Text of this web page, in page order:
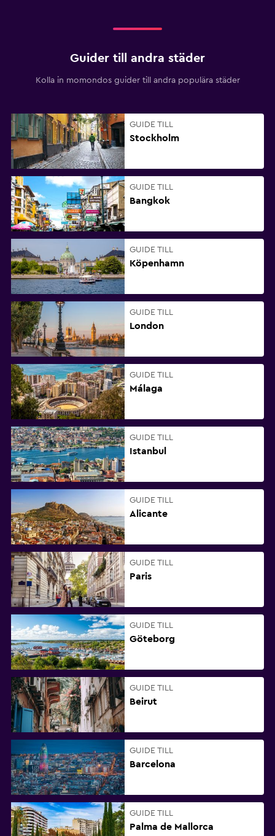
Guider till andra städer
Kolla in momondos guider till andra populära städer
GUIDE TILL
Stockholm
GUIDE TILL
Bangkok
GUIDE TILL
Köpenhamn
GUIDE TILL
London
GUIDE TILL
Málaga
GUIDE TILL
Istanbul
GUIDE TILL
Alicante
GUIDE TILL
Paris
GUIDE TILL
Göteborg
GUIDE TILL
Beirut
GUIDE TILL
Barcelona
GUIDE TILL
Palma de Mallorca